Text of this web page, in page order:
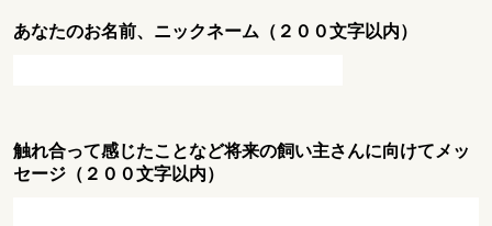
あなたのお名前、ニックネーム（２００文字以内）
触れ合って感じたことなど将来の飼い主さんに向けてメッ
セージ（２００文字以内）